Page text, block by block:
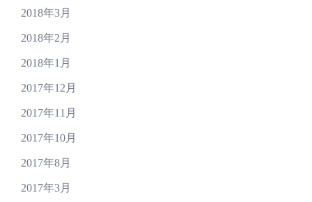
2018年3月
2018年2月
2018年1月
2017年12月
2017年11月
2017年10月
2017年8月
2017年3月